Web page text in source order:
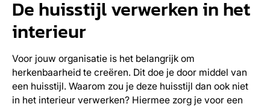
De huisstijl verwerken in het
interieur
Voor jouw organisatie is het belangrijk om
herkenbaarheid te creëren. Dit doe je door middel van
een huisstijl. Waarom zou je deze huisstijl dan ook niet
in het interieur verwerken? Hiermee zorg je voor een